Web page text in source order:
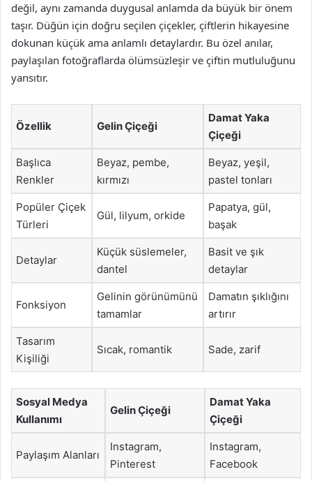
değil, aynı zamanda duygusal anlamda da büyük bir önem
taşır. Düğün için doğru seçilen çiçekler, çiftlerin hikayesine
dokunan küçük ama anlamlı detaylardır. Bu özel anılar,
paylaşılan fotoğraflarda ölümsüzleşir ve çiftin mutluluğunu
yansıtır.
Özellik Gelin Çiçeği
Damat Yaka
Çiçeği
Başlıca
Renkler
Beyaz, pembe,
kırmızı
Beyaz, yeşil,
pastel tonları
Popüler Çiçek
Türleri
Gül, lilyum, orkide
Papatya, gül,
başak
Detaylar
Küçük süslemeler,
dantel
Basit ve şık
detaylar
Fonksiyon
Gelinin görünümünü
tamamlar
Damatın şıklığını
artırır
Tasarım
Kişiliği
Sıcak, romantik Sade, zarif
Sosyal Medya
Kullanımı
Gelin Çiçeği
Damat Yaka
Çiçeği
Paylaşım Alanları
Instagram,
Pinterest
Instagram,
Facebook